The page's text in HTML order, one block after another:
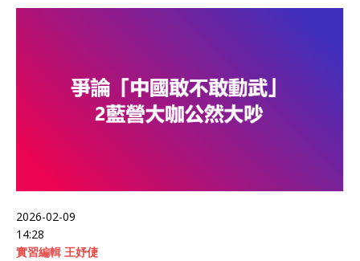
2026-02-09
14:28
實習編輯 王妤倢